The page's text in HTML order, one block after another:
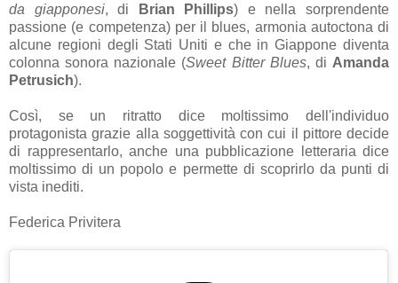
da giapponesi, di Brian Phillips) e nella sorprendente
passione (e competenza) per il blues, armonia autoctona di
alcune regioni degli Stati Uniti e che in Giappone diventa
colonna sonora nazionale (Sweet Bitter Blues, di Amanda
Petrusich).
Così, se un ritratto dice moltissimo dell'individuo
protagonista grazie alla soggettività con cui il pittore decide
di rappresentarlo, anche una pubblicazione letteraria dice
moltissimo di un popolo e permette di scoprirlo da punti di
vista inediti.
Federica Privitera